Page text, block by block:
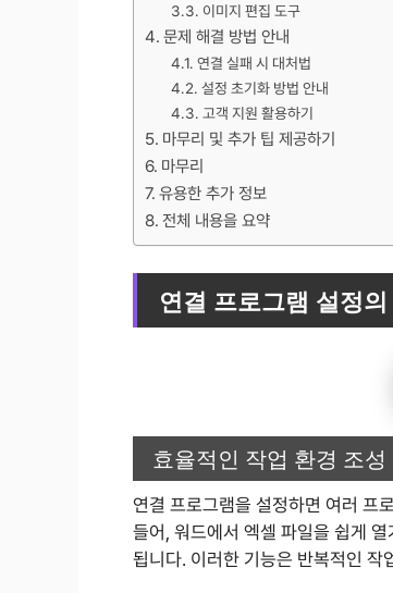
이미지 편집 도구
문제 해결 방법 안내
연결 실패 시 대처법
설정 초기화 방법 안내
고객 지원 활용하기
마무리 및 추가 팁 제공하기
마무리
유용한 추가 정보
전체 내용을 요약
연결 프로그램 설정
효율적인 작업 환경 조성
연결 프로그램을 설정하면 여러 프
들어, 워드에서 엑셀 파일을 쉽게
됩니다. 이러한 기능은 반복적인 작